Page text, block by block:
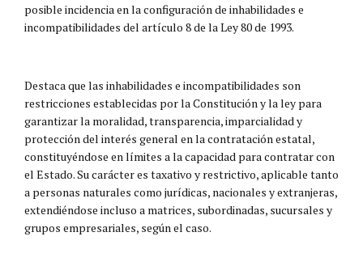
posible incidencia en la configuración de inhabilidades e
incompatibilidades del artículo 8 de la Ley 80 de 1993.
Destaca que las inhabilidades e incompatibilidades son
restricciones establecidas por la Constitución y la ley para
garantizar la moralidad, transparencia, imparcialidad y
protección del interés general en la contratación estatal,
constituyéndose en límites a la capacidad para contratar con
el Estado. Su carácter es taxativo y restrictivo, aplicable tanto
a personas naturales como jurídicas, nacionales y extranjeras,
extendiéndose incluso a matrices, subordinadas, sucursales y
grupos empresariales, según el caso.